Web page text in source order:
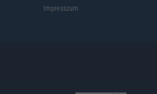
Impresszum